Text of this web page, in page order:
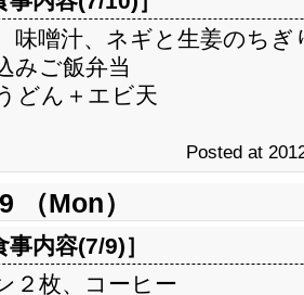
味噌汁、ネギと生姜のちぎ
みご飯弁当
どん＋エビ天
Posted at
（Mon）
事内容(7/9)］
２枚、コーヒー